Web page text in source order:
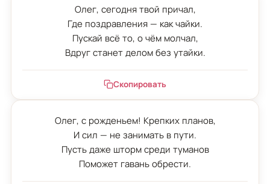
Олег, сегодня твой причал,
Где поздравления — как чайки.
Пускай всё то, о чём молчал,
Вдруг станет делом без утайки.
Скопировать
Олег, с рожденьем! Крепких планов,
И сил — не занимать в пути.
Пусть даже шторм среди туманов
Поможет гавань обрести.